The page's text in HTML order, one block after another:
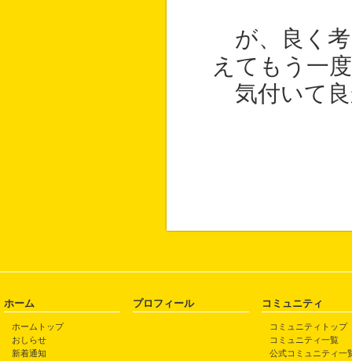
が、良く考
えてもう一
気付いて
ホーム
ホームトップ
おしらせ
新着通知
プロフィール コミュニティ
コミュニティトップ
コミュニティ一覧
公式コミュニティ一